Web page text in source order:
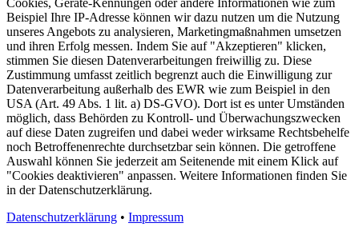
Beispiel Ihre IP-Adresse können wir dazu nutzen um die Nutzung
unseres Angebots zu analysieren, Marketingmaßnahmen umsetzen
und ihren Erfolg messen. Indem Sie auf "Akzeptieren" klicken,
stimmen Sie diesen Datenverarbeitungen freiwillig zu. Diese
Zustimmung umfasst zeitlich begrenzt auch die Einwilligung zur
Datenverarbeitung außerhalb des EWR wie zum Beispiel in den
USA (Art. 49 Abs. 1 lit. a) DS-GVO). Dort ist es unter Umständen
möglich, dass Behörden zu Kontroll- und Überwachungszwecken
auf diese Daten zugreifen und dabei weder wirksame Rechtsbehelfe
noch Betroffenenrechte durchsetzbar sein können. Die getroffene
Auswahl können Sie jederzeit am Seitenende mit einem Klick auf
"Cookies deaktivieren" anpassen. Weitere Informationen finden Sie
in der Datenschutzerklärung.
Datenschutzerklärung • Impressum